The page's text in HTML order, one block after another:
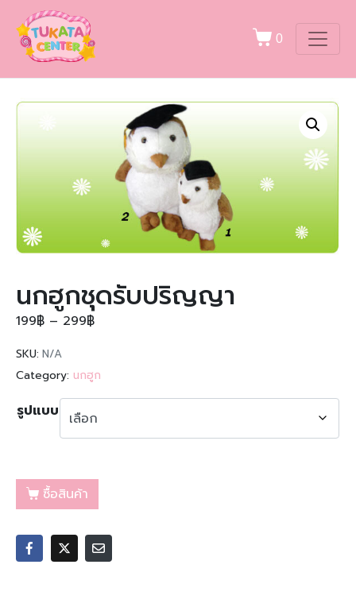
0
นกฮูกชุดรับปริญญา
199฿ – 299฿
SKU: N/A
Category: นกฮูก
รูปแบบ
ซื้อสินค้า